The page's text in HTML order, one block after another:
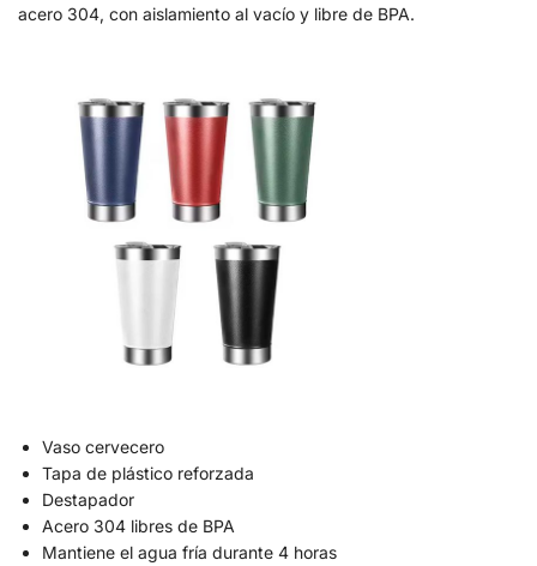
acero 304, con aislamiento al vacío y libre de BPA.
Vaso cervecero
Tapa de plástico reforzada
Destapador
Acero 304 libres de BPA
Mantiene el agua fría durante 4 horas